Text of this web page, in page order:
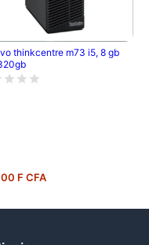
thinkcentre m73 i5, 8 gb
F CFA